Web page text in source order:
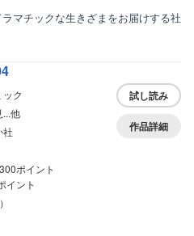
マチックな生きざまをお届けする社
ク
...他
社
ポイント
イント
）
試し読み
作品詳細